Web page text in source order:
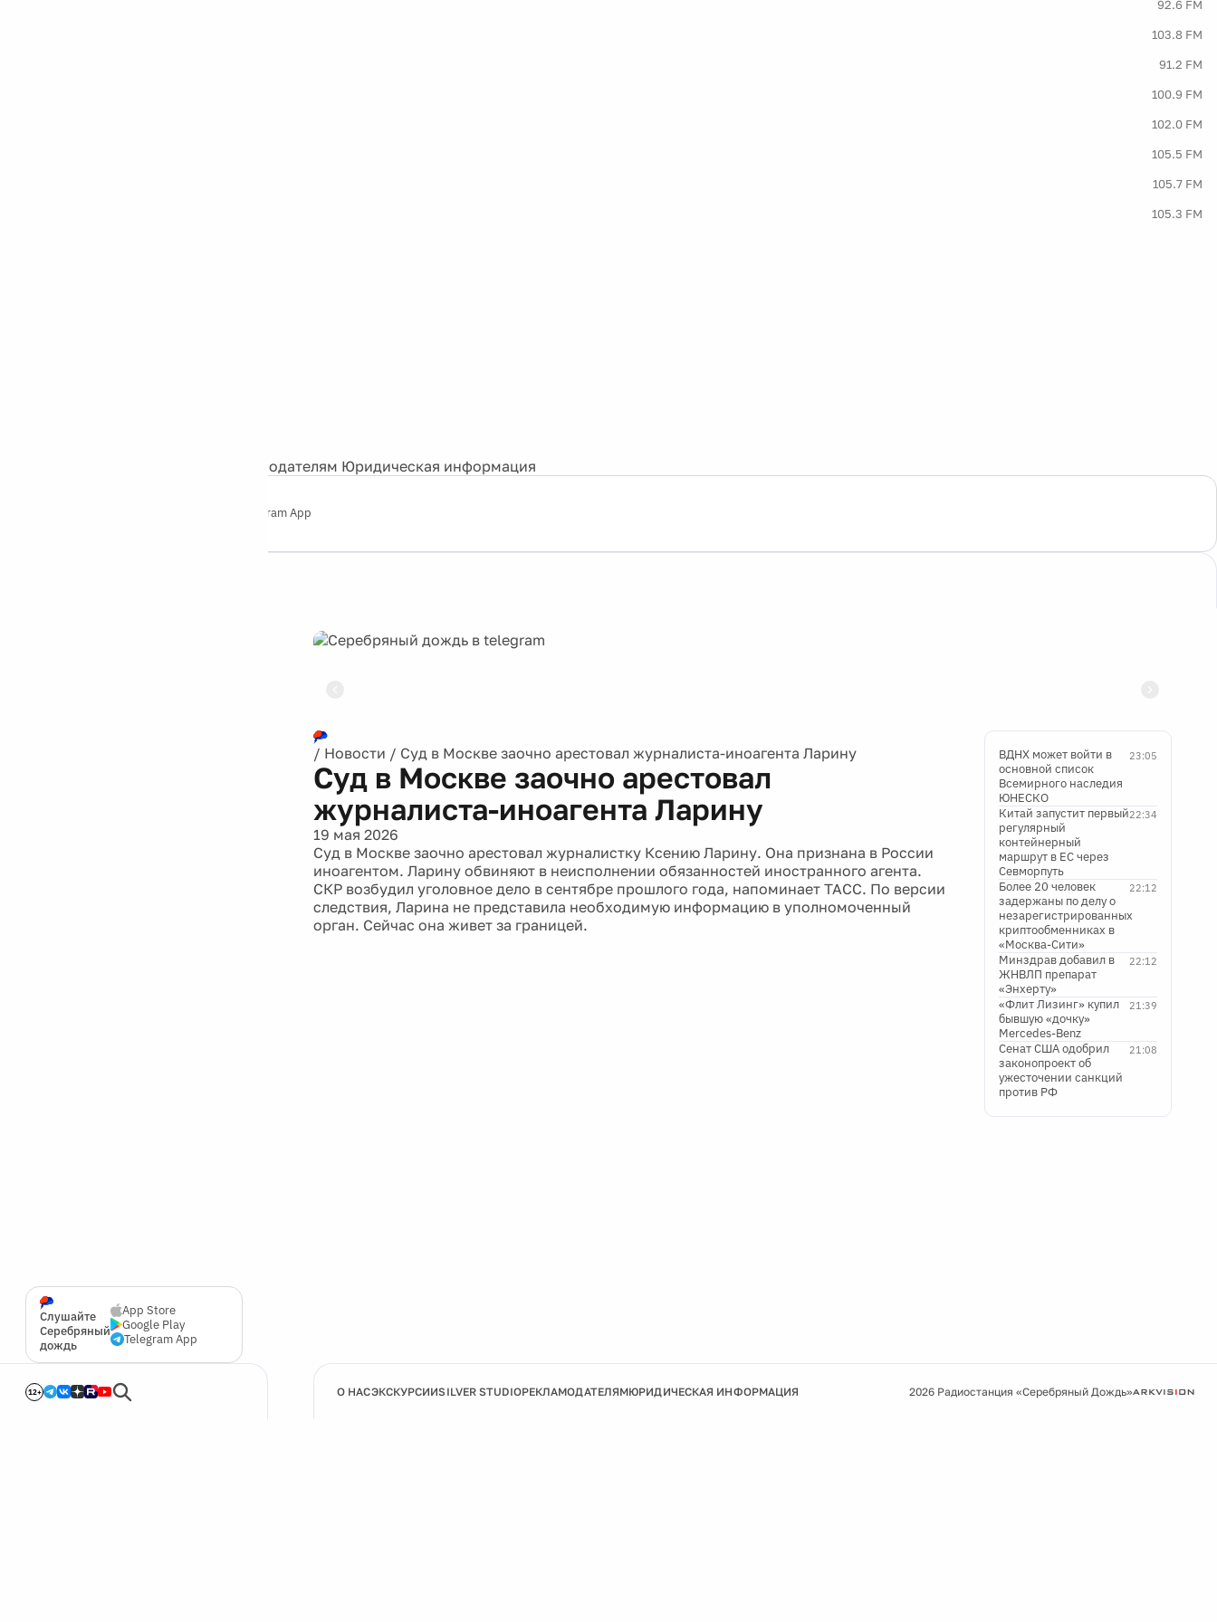
92.6 FM
103.8 FM
91.2 FM
100.9 FM
102.0 FM
105.5 FM
105.7 FM
105.3 FM
Рекламодателям Юридическая информация
Telegram App
Слушайте
Серебряный
дождь
App Store
Google Play
Telegram App
12+
/ Новости / Суд в Москве заочно арестовал журналиста-иноагента Ларину
Суд в Москве заочно арестовал
журналиста-иноагента Ларину
19 мая 2026
Суд в Москве заочно арестовал журналистку Ксению Ларину. Она признана в России
иноагентом. Ларину обвиняют в неисполнении обязанностей иностранного агента.
СКР возбудил уголовное дело в сентябре прошлого года, напоминает ТАСС. По версии
следствия, Ларина не представила необходимую информацию в уполномоченный
орган. Сейчас она живет за границей.
23:05
ВДНХ может войти в
основной список
Всемирного наследия
ЮНЕСКО
22:34
Китай запустит первый
регулярный
контейнерный
маршрут в ЕС через
Севморпуть
22:12
Более 20 человек
задержаны по делу о
незарегистрированных
криптообменниках в
«Москва-Сити»
22:12
Минздрав добавил в
ЖНВЛП препарат
«Энхерту»
21:39
«Флит Лизинг» купил
бывшую «дочку»
Mercedes-Benz
21:08
Сенат США одобрил
законопроект об
ужесточении санкций
против РФ
О НАСЭКСКУРСИИSILVER STUDIOРЕКЛАМОДАТЕЛЯМЮРИДИЧЕСКАЯ ИНФОРМАЦИЯ 2026 Радиостанция «Серебряный Дождь»